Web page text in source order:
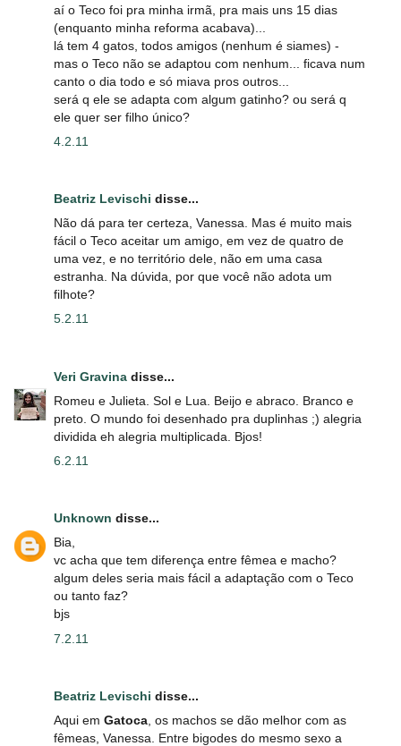
aí o Teco foi pra minha irmã, pra mais uns 15 dias
(enquanto minha reforma acabava)...
lá tem 4 gatos, todos amigos (nenhum é siames) -
mas o Teco não se adaptou com nenhum... ficava num
canto o dia todo e só miava pros outros...
será q ele se adapta com algum gatinho? ou será q
ele quer ser filho único?
4.2.11
Beatriz Levischi disse...
Não dá para ter certeza, Vanessa. Mas é muito mais
fácil o Teco aceitar um amigo, em vez de quatro de
uma vez, e no território dele, não em uma casa
estranha. Na dúvida, por que você não adota um
filhote?
5.2.11
Veri Gravina disse...
Romeu e Julieta. Sol e Lua. Beijo e abraco. Branco e
preto. O mundo foi desenhado pra duplinhas ;) alegria
dividida eh alegria multiplicada. Bjos!
6.2.11
Unknown disse...
Bia,
vc acha que tem diferença entre fêmea e macho?
algum deles seria mais fácil a adaptação com o Teco
ou tanto faz?
bjs
7.2.11
Beatriz Levischi disse...
Aqui em Gatoca , os machos se dão melhor com as
fêmeas, Vanessa. Entre bigodes do mesmo sexo a